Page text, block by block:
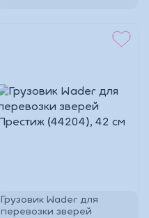
Грузовик Wader для
перевозки зверей